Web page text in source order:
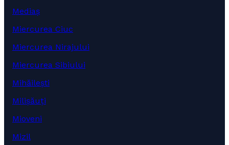
Mediaș
Miercurea Ciuc
Miercurea Nirajului
Miercurea Sibiului
Mihăilești
Milișăuți
Mioveni
Mizil